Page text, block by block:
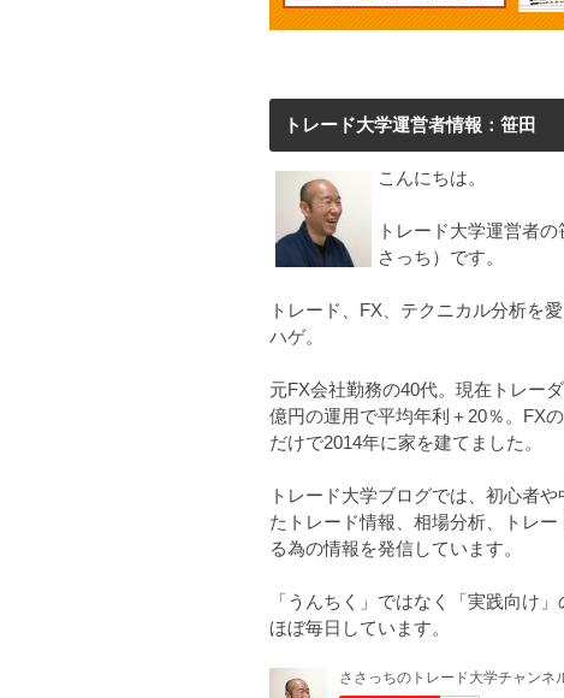
トレード大学運営者情報：笹田
こんにちは。
トレード大学運営者の
さっち）です。
トレード、FX、テクニカル分析を
ハゲ。
元FX会社勤務の40代。現在トレー
億円の運用で平均年利＋20％。FX
だけで2014年に家を建てました。
トレード大学ブログでは、初心者
たトレード情報、相場分析、トレー
る為の情報を発信しています。
「うんちく」ではなく「実践向け
ほぼ毎日しています。